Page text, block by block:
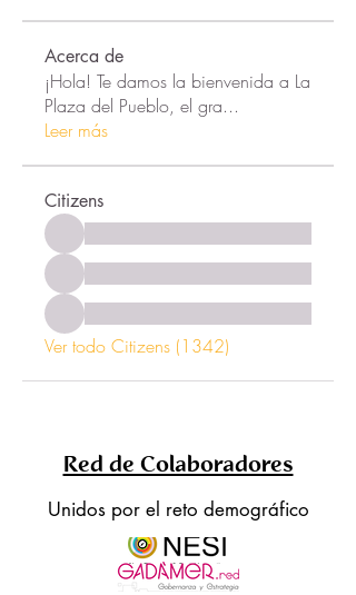
Acerca de
¡Hola! Te damos la bienvenida a La
Plaza del Pueblo, el gra...
Leer más
Citizens
Ver todo Citizens (1342)
Red de Colaboradores
Unidos por el reto demográfico